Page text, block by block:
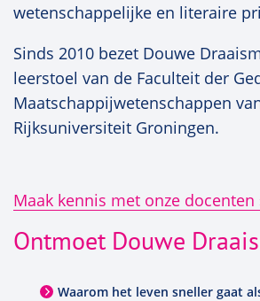
wetenschappelijke en literaire
Sinds 2010 bezet Douwe
leerstoel van de Faculteit der
Maatschappijwetenschappen
Rijksuniversiteit Groningen.
Maak kennis met onze docenten
Ontmoet Douwe
Waarom het leven sneller gaat